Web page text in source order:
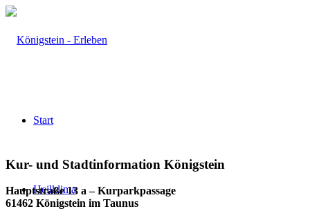
Start
Heilklima
Kur- und Stadtinformation Königstein
Hauptstraße 13 a – Kurparkpassage
61462 Königstein im Taunus